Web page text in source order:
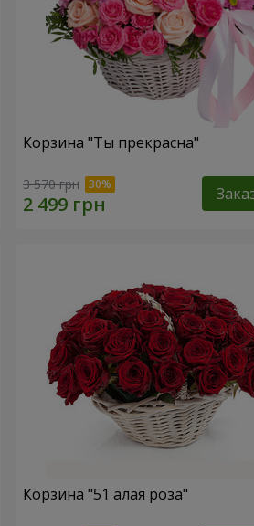
Корзина "Ты прекрасна"
3 570 грн
Корзина "51 алая роза"